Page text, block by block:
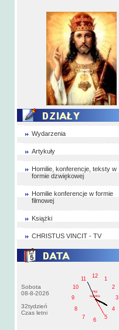
Wydarzenia
Artykuły
Homilie, konferencje, teksty w
formie dzwiękowej
Homilie konferencje w formie
filmowej
Książki
CHRISTUS VINCIT - TV
Sobota
08-8-2026
32tydzień
Czas letni
1
2
3
4
5
6
7
8
9
10
11
12
PM
sobota